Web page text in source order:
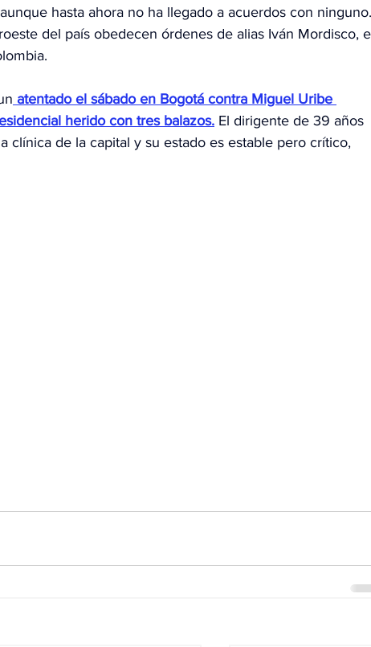
hasta ahora no ha llegado a acuerdos con
del país obedecen órdenes de alias Iván Mordisco,
atentado el sábado en Bogotá contra Miguel Uribe
herido con tres balazos. El dirigente de 39 años
clínica de la capital y su estado es estable pero crítico,